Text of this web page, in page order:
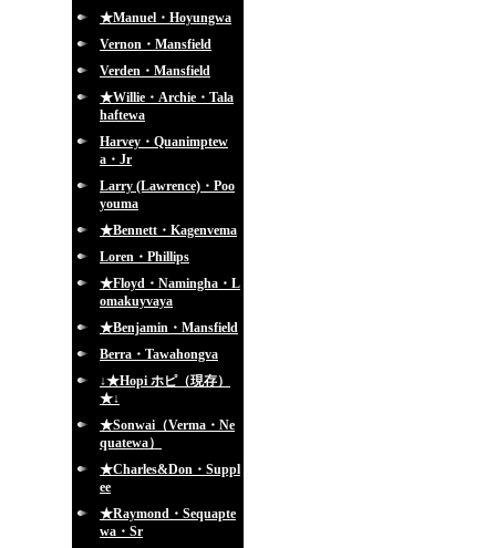
★Manuel・Hoyungwa
Vernon・Mansfield
Verden・Mansfield
★Willie・Archie・Tala
haftewa
Harvey・Quanimptew
a・Jr
Larry (Lawrence)・Poo
youma
★Bennett・Kagenvema
Loren・Phillips
★Floyd・Namingha・L
omakuyvaya
★Benjamin・Mansfield
Berra・Tawahongva
↓★Hopi ホピ（現存）
★↓
★Sonwai（Verma・Ne
quatewa）
★Charles&Don・Suppl
ee
★Raymond・Sequapte
wa・Sr